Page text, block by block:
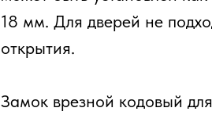
18 мм. Для дверей не
открытия.
Замок врезной кодовый